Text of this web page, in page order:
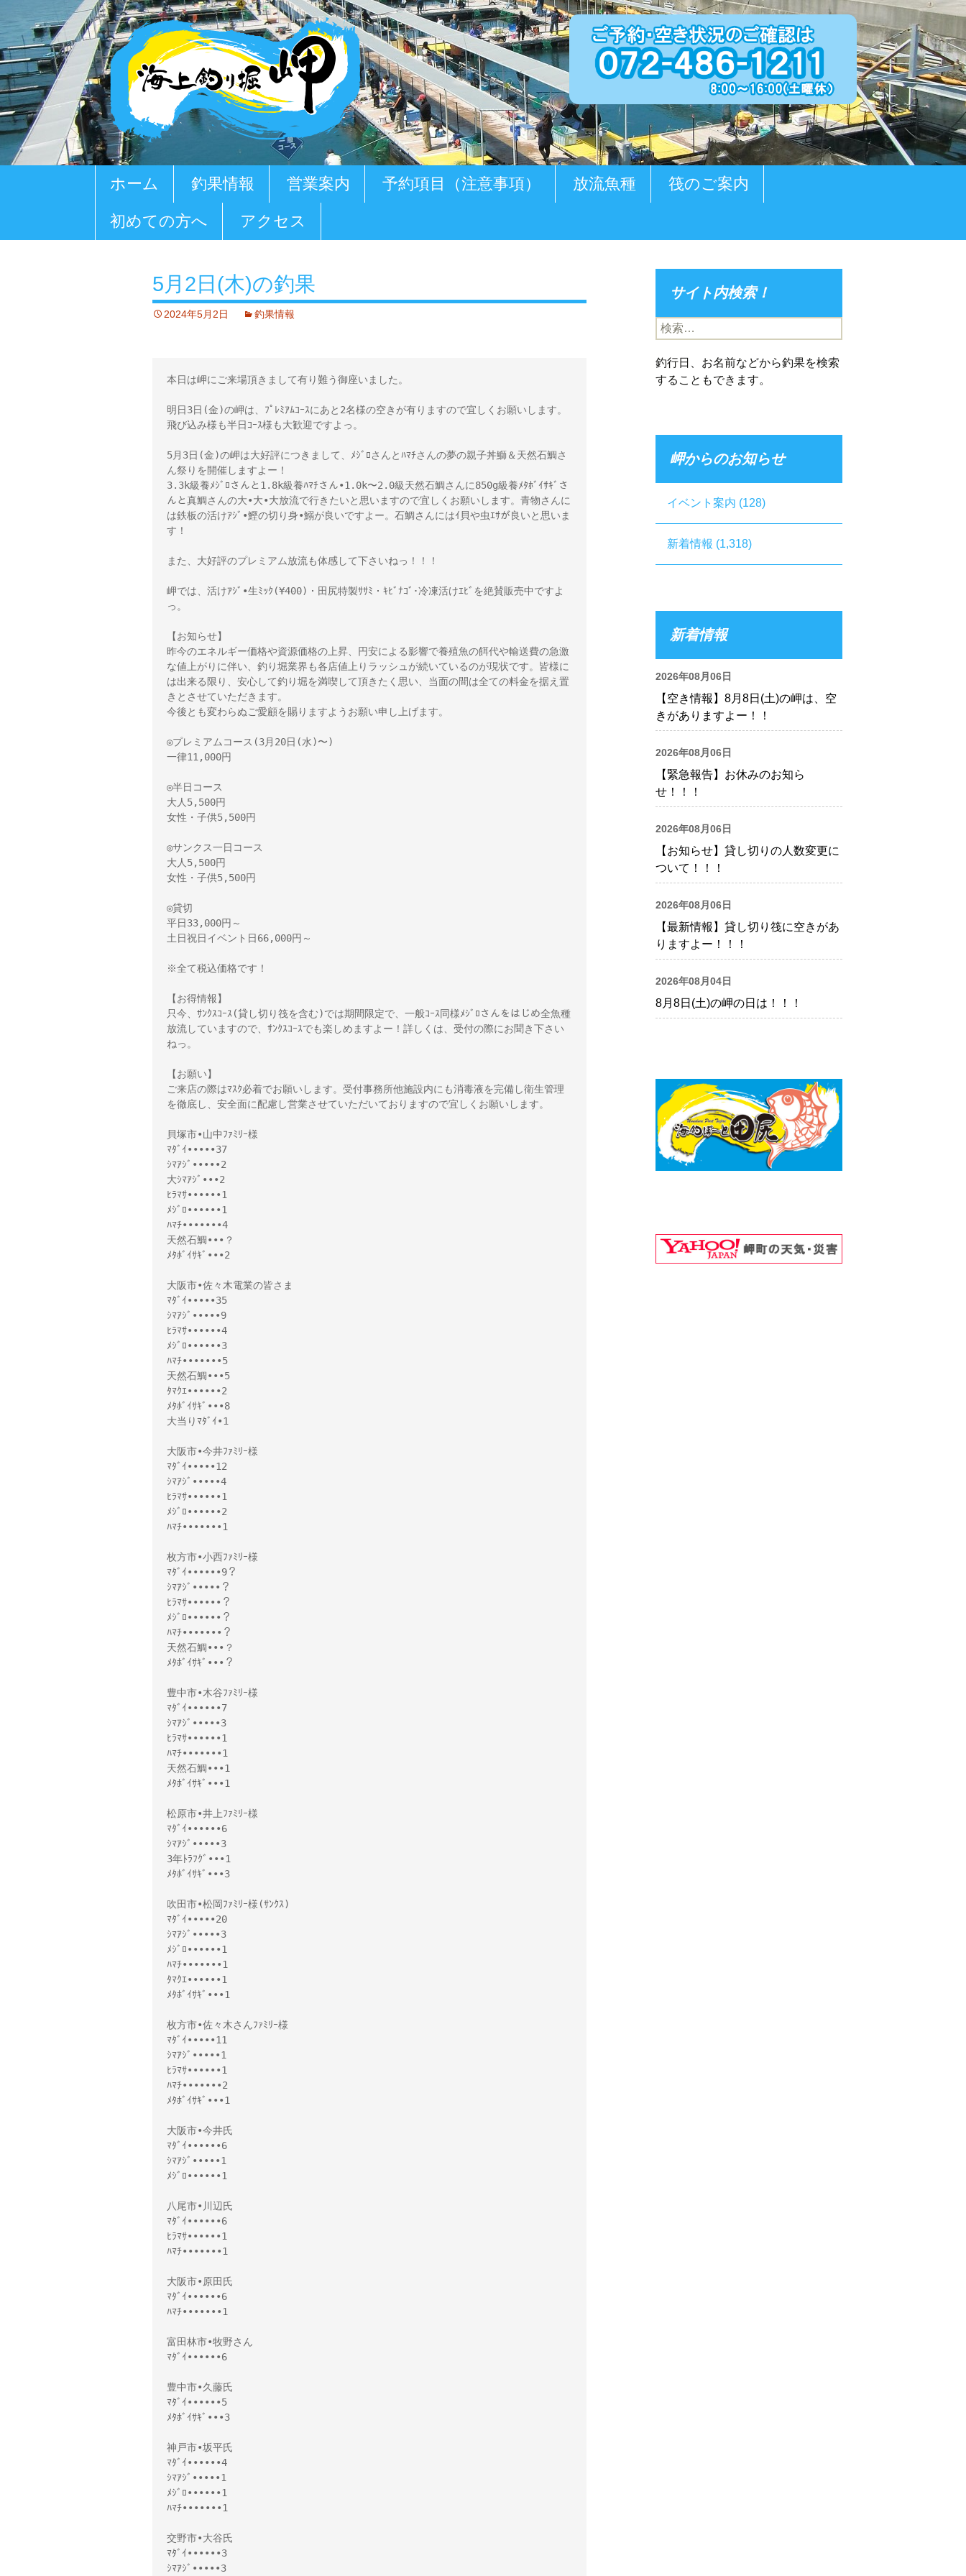
ツ
ホーム 釣果情報 営業案内 予約項目（注意事項） 放流魚種 筏のご案内
初めての方へ アクセス
5月2日(木)の釣果
2024年5月2日 釣果情報
本日は岬にご来場頂きまして有り難う御座いました。
明日3日(金)の岬は、ﾌﾟﾚﾐｱﾑｺｰｽにあと2名様の空きが有りますので宜しくお願いします。
飛び込み様も半日ｺｰｽ様も大歓迎ですよっ。
5月3日(金)の岬は大好評につきまして、ﾒｼﾞﾛさんとﾊﾏﾁさんの夢の親子丼鰤＆天然石鯛さ
ん祭りを開催しますよー！
3.3k級養ﾒｼﾞﾛさんと1.8k級養ﾊﾏﾁさん•1.0k〜2.0級天然石鯛さんに850g級養ﾒﾀﾎﾞｲｻｷﾞさ
んと真鯛さんの大•大•大放流で行きたいと思いますので宜しくお願いします。青物さんに
は鉄板の活けｱｼﾞ•鰹の切り身•鰯が良いですよー。石鯛さんにはｲ貝や虫ｴｻが良いと思いま
す！
また、大好評のプレミアム放流も体感して下さいねっ！！！
岬では、活けｱｼﾞ•生ﾐｯｸ(¥400)・田尻特製ｻｻﾐ・ｷﾋﾞﾅｺﾞ･冷凍活けｴﾋﾞを絶賛販売中ですよ
っ。
【お知らせ】
昨今のエネルギー価格や資源価格の上昇、円安による影響で養殖魚の餌代や輸送費の急激
な値上がりに伴い、釣り堀業界も各店値上りラッシュが続いているのが現状です。皆様に
は出来る限り、安心して釣り堀を満喫して頂きたく思い、当面の間は全ての料金を据え置
きとさせていただきます。
今後とも変わらぬご愛顧を賜りますようお願い申し上げます。
◎プレミアムコース(3月20日(水)〜)
一律11,000円
◎半日コース
大人5,500円
女性・子供5,500円
◎サンクス一日コース
大人5,500円
女性・子供5,500円
◎貸切
平日33,000円～
土日祝日イベント日66,000円～
※全て税込価格です！
【お得情報】
只今、ｻﾝｸｽｺｰｽ(貸し切り筏を含む)では期間限定で、一般ｺｰｽ同様ﾒｼﾞﾛさんをはじめ全魚種
放流していますので、ｻﾝｸｽｺｰｽでも楽しめますよー！詳しくは、受付の際にお聞き下さい
ねっ。
【お願い】
ご来店の際はﾏｽｸ必着でお願いします。受付事務所他施設内にも消毒液を完備し衛生管理
を徹底し、安全面に配慮し営業させていただいておりますので宜しくお願いします。
貝塚市•山中ﾌｧﾐﾘｰ様
ﾏﾀﾞｲ•••••37
ｼﾏｱｼﾞ•••••2
大ｼﾏｱｼﾞ•••2
ﾋﾗﾏｻ••••••1
ﾒｼﾞﾛ••••••1
ﾊﾏﾁ•••••••4
天然石鯛•••？
ﾒﾀﾎﾞｲｻｷﾞ•••2
大阪市•佐々木電業の皆さま
ﾏﾀﾞｲ•••••35
ｼﾏｱｼﾞ•••••9
ﾋﾗﾏｻ••••••4
ﾒｼﾞﾛ••••••3
ﾊﾏﾁ•••••••5
天然石鯛•••5
ﾀﾏｸｴ••••••2
ﾒﾀﾎﾞｲｻｷﾞ•••8
大当りﾏﾀﾞｲ•1
大阪市•今井ﾌｧﾐﾘｰ様
ﾏﾀﾞｲ•••••12
ｼﾏｱｼﾞ•••••4
ﾋﾗﾏｻ••••••1
ﾒｼﾞﾛ••••••2
ﾊﾏﾁ•••••••1
枚方市•小西ﾌｧﾐﾘｰ様
ﾏﾀﾞｲ••••••9？
ｼﾏｱｼﾞ•••••？
ﾋﾗﾏｻ••••••？
ﾒｼﾞﾛ••••••？
ﾊﾏﾁ•••••••？
天然石鯛•••？
ﾒﾀﾎﾞｲｻｷﾞ•••？
豊中市•木谷ﾌｧﾐﾘｰ様
ﾏﾀﾞｲ••••••7
ｼﾏｱｼﾞ•••••3
ﾋﾗﾏｻ••••••1
ﾊﾏﾁ•••••••1
天然石鯛•••1
ﾒﾀﾎﾞｲｻｷﾞ•••1
松原市•井上ﾌｧﾐﾘｰ様
ﾏﾀﾞｲ••••••6
ｼﾏｱｼﾞ•••••3
3年ﾄﾗﾌｸﾞ•••1
ﾒﾀﾎﾞｲｻｷﾞ•••3
吹田市•松岡ﾌｧﾐﾘｰ様(ｻﾝｸｽ)
ﾏﾀﾞｲ•••••20
ｼﾏｱｼﾞ•••••3
ﾒｼﾞﾛ••••••1
ﾊﾏﾁ•••••••1
ﾀﾏｸｴ••••••1
ﾒﾀﾎﾞｲｻｷﾞ•••1
枚方市•佐々木さんﾌｧﾐﾘｰ様
ﾏﾀﾞｲ•••••11
ｼﾏｱｼﾞ•••••1
ﾋﾗﾏｻ••••••1
ﾊﾏﾁ•••••••2
ﾒﾀﾎﾞｲｻｷﾞ•••1
大阪市•今井氏
ﾏﾀﾞｲ••••••6
ｼﾏｱｼﾞ•••••1
ﾒｼﾞﾛ••••••1
八尾市•川辺氏
ﾏﾀﾞｲ••••••6
ﾋﾗﾏｻ••••••1
ﾊﾏﾁ•••••••1
大阪市•原田氏
ﾏﾀﾞｲ••••••6
ﾊﾏﾁ•••••••1
富田林市•牧野さん
ﾏﾀﾞｲ••••••6
豊中市•久藤氏
ﾏﾀﾞｲ••••••5
ﾒﾀﾎﾞｲｻｷﾞ•••3
神戸市•坂平氏
ﾏﾀﾞｲ••••••4
ｼﾏｱｼﾞ•••••1
ﾒｼﾞﾛ••••••1
ﾊﾏﾁ•••••••1
交野市•大谷氏
ﾏﾀﾞｲ••••••3
ｼﾏｱｼﾞ•••••3
サイト内検索！
検
索:
釣行日、お名前などから釣果を検索
することもできます。
岬からのお知らせ
イベント案内 (128)
新着情報 (1,318)
新着情報
2026年08月06日
【空き情報】8月8日(土)の岬は、空
きがありますよー！！
2026年08月06日
【緊急報告】お休みのお知ら
せ！！！
2026年08月06日
【お知らせ】貸し切りの人数変更に
ついて！！！
2026年08月06日
【最新情報】貸し切り筏に空きがあ
りますよー！！！
2026年08月04日
8月8日(土)の岬の日は！！！